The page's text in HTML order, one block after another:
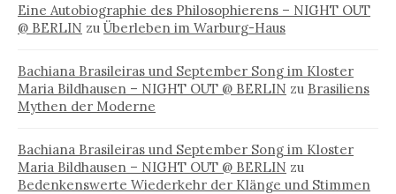
Eine Autobiographie des Philosophierens – NIGHT OUT
@ BERLIN zu Überleben im Warburg-Haus
Bachiana Brasileiras und September Song im Kloster
Maria Bildhausen – NIGHT OUT @ BERLIN zu Brasiliens
Mythen der Moderne
Bachiana Brasileiras und September Song im Kloster
Maria Bildhausen – NIGHT OUT @ BERLIN zu
Bedenkenswerte Wiederkehr der Klänge und Stimmen